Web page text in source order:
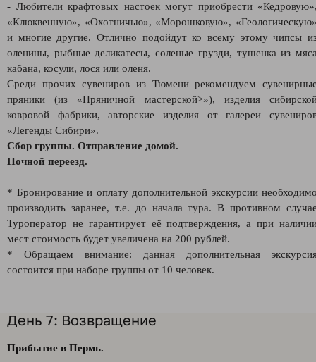
- Любители крафтовых настоек могут приобрести
«Клюквенную», «Охотничью», «Морошковую»,
и многие другие. Отлично подойдут ко всему этому чипсы
оленины, рыбные деликатесы, соленые грузди, тушенка из
кабана, косули, лося или оленя.
Среди прочих сувениров из Тюмени рекомендуем
пряники (из «Пряничной мастерской>»), изделия
ковровой фабрики, авторские изделия от галереи
«Легенды Сибири».
Сбор группы. Отправление домой.
Ночной переезд.
* Бронирование и оплату дополнительной экскурсии
производить заранее, т.е. до начала тура. В противном
Туроператор не гарантирует её подтверждения, а при
мест стоимость будет увеличена на 200 рублей.
* Обращаем внимание: данная дополнительная
состоится при наборе группы от 10 человек.
День 7: Возвращение
Прибытие в Пермь.